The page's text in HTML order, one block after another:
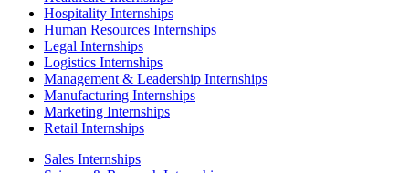
Hospitality Internships
Human Resources Internships
Legal Internships
Logistics Internships
Management & Leadership Internships
Manufacturing Internships
Marketing Internships
Retail Internships
Sales Internships